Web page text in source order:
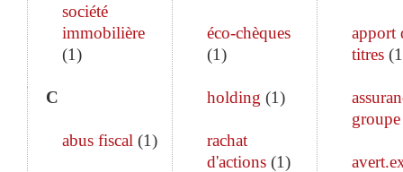
société
immobilière
(1)
C
abus fiscal (1)
éco-chèques
(1)
holding (1)
rachat
d'actions(1)
apport
titres(1
groupe